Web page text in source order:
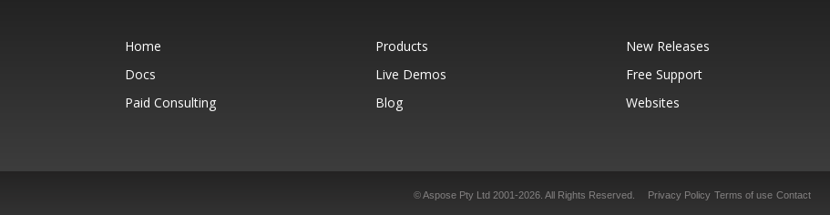
Home Products New Releases
Docs
Live Demos Free Support
Paid Consulting
Blog Websites
© Aspose Pty Ltd 2001-2026. All Rights Reserved. Privacy Policy Terms of use Contact